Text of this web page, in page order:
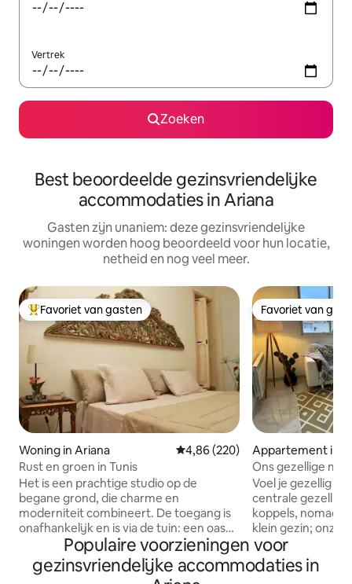
Vertrek
Zoeken
Best beoordeelde gezinsvriendelijke
accommodaties in Ariana
Gasten zijn unaniem: deze gezinsvriendelijke
woningen worden hoog beoordeeld voor hun locatie,
netheid en nog veel meer.
Topfavoriet van gasten
Favoriet van gasten
Woning in Ariana Gemiddelde beoordeling van
4,86 (220)
Rust en groen in Tunis
Het is een prachtige studio op de
begane grond, die charme en
moderniteit combineert. De toegang is
onafhankelijk en is via de tuin: een oase
van rust en groen .. .op slechts een paar
meter van winkels en restaurants, in de
woonwijk El Menzah. Allerlei
Favoriet van
Favoriet van
Appartement in
Ons gezellige
Gloednieuw!
Voel je gezellig
centrale
koppels,
klein gezin; onze
slaapkamer
meubels, boho-
verwarmde
Populaire voorzieningen voor
gezinsvriendelijke accommodaties in